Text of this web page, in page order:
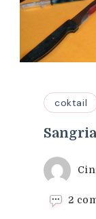
coktail
2